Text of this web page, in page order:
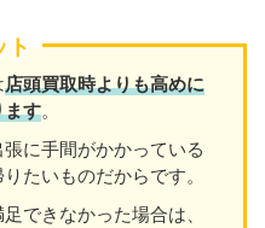
ト
店頭買取時よりも高めに
ます。
に手間がかかっている
たいものだからです。
できなかった場合は、